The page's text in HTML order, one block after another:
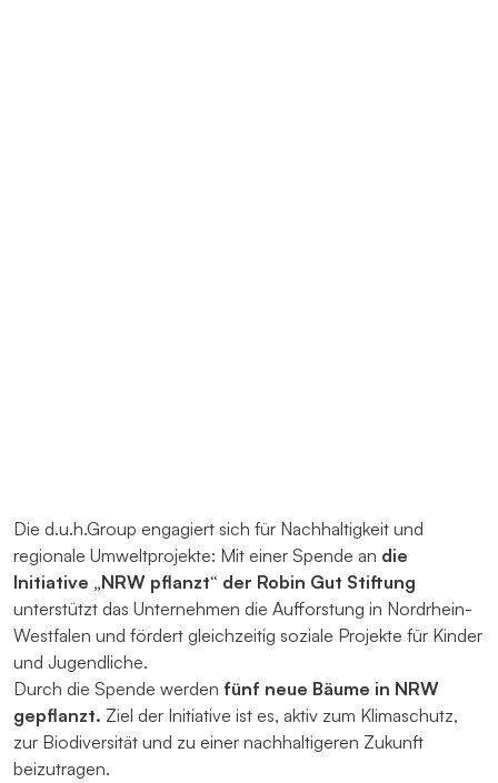
Die d.u.h.Group engagiert sich für Nachhaltigkeit und
regionale Umweltprojekte: Mit einer Spende an die
Initiative „NRW pflanzt“ der Robin Gut Stiftung
unterstützt das Unternehmen die Aufforstung in Nordrhein-
Westfalen und fördert gleichzeitig soziale Projekte für Kinder
und Jugendliche.
Durch die Spende werden fünf neue Bäume in NRW
gepflanzt. Ziel der Initiative ist es, aktiv zum Klimaschutz,
zur Biodiversität und zu einer nachhaltigeren Zukunft
beizutragen.